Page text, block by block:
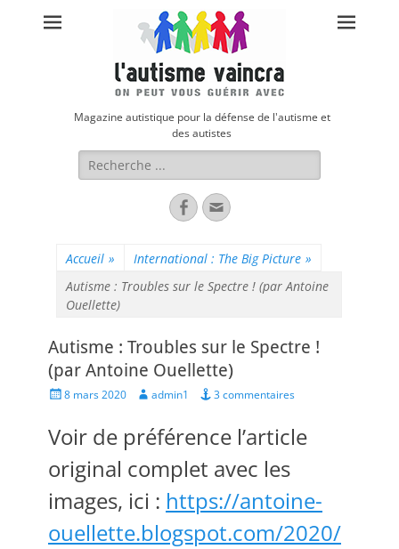
Magazine autistique pour la défense de l'autisme et
des autistes
Rechercher :
FacebookAdresse
de
Accueil » International : The Big Picture »
Autisme : Troubles sur le Spectre ! (par Antoine
Ouellette)
Autisme : Troubles sur le Spectre !
(par Antoine Ouellette)
Posted8 mars 2020 Author
admin1 3 commentaires
Voir de préférence l’article
original complet avec les
images, ici : https://antoine-
ouellette.blogspot.com/2020/